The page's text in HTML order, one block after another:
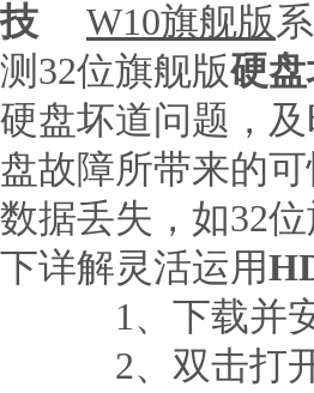
技
W10旗舰版
测32位旗舰版硬
硬盘坏道问题，
盘故障所带来的
数据丢失，如32
下详解灵活运用
1、下载并安
2、双击打开